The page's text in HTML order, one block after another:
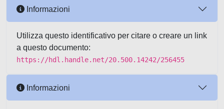
Informazioni
Utilizza questo identificativo per citare o creare un link
a questo documento:
https://hdl.handle.net/20.500.14242/256455
Informazioni